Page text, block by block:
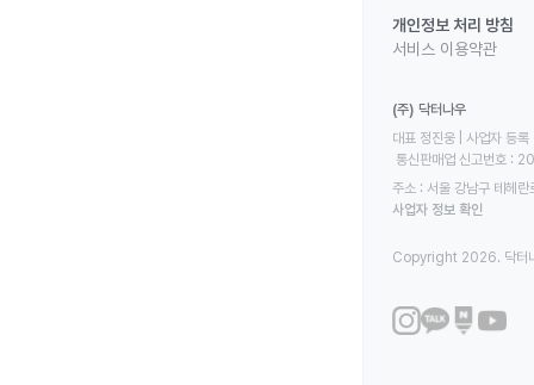
개인정보 처리 방침
서비스 이용약관
(주) 닥터나우
대표 정진웅 | 사업자
통신판매업 신고번호
주소 : 서울 강남구 테헤
사업자 정보 확인
Copyright 2026. 닥터